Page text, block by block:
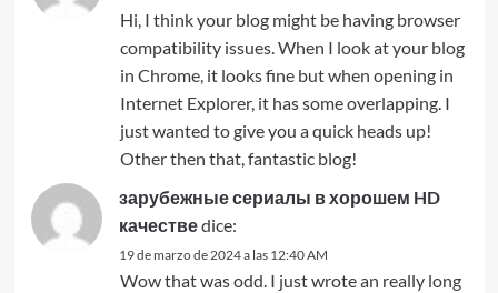
Hi, I think your blog might be having browser
compatibility issues. When I look at your blog
in Chrome, it looks fine but when opening in
Internet Explorer, it has some overlapping. I
just wanted to give you a quick heads up!
Other then that, fantastic blog!
зарубежные сериалы в хорошем HD
качествеdice:
19 de marzo de 2024 a las 12:40 AM
Wow that was odd. I just wrote an really long